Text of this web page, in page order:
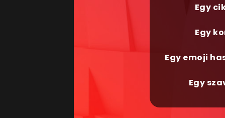
Egy
Egy
Egy emoji
Egy